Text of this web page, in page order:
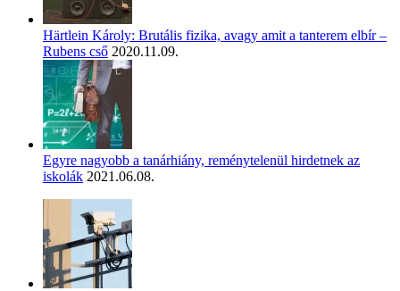
Härtlein Károly: Brutális fizika, avagy amit a tanterem elbír –
Rubens cső 2020.11.09.
Egyre nagyobb a tanárhiány, reménytelenül hirdetnek az
iskolák 2021.06.08.